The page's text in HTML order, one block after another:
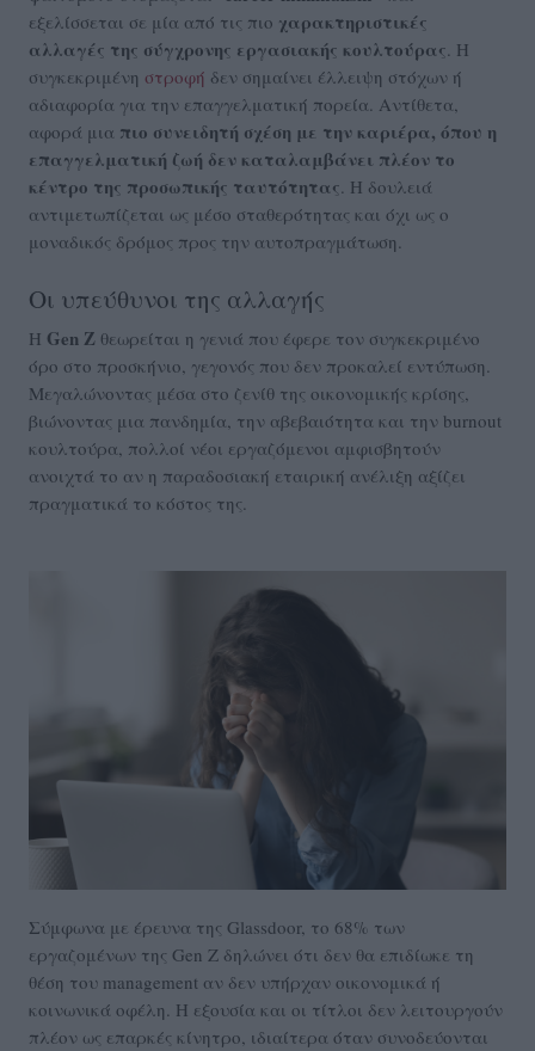
εξελίσσεται σε μία από τις πιο χαρακτηριστικές
αλλαγές της σύγχρονης εργασιακής κουλτούρας. Η
συγκεκριμένη στροφή δεν σημαίνει έλλειψη στόχων ή
αδιαφορία για την επαγγελματική πορεία. Αντίθετα,
αφορά μια πιο συνειδητή σχέση με την καριέρα, όπου η
επαγγελματική ζωή δεν καταλαμβάνει πλέον το
κέντρο της προσωπικής ταυτότητας. Η δουλειά
αντιμετωπίζεται ως μέσο σταθερότητας και όχι ως ο
μοναδικός δρόμος προς την αυτοπραγμάτωση.
Οι υπεύθυνοι της αλλαγής
Η Gen Z θεωρείται η γενιά που έφερε τον συγκεκριμένο
όρο στο προσκήνιο, γεγονός που δεν προκαλεί εντύπωση.
Μεγαλώνοντας μέσα στο ζενίθ της οικονομικής κρίσης,
βιώνοντας μια πανδημία, την αβεβαιότητα και την burnout
κουλτούρα, πολλοί νέοι εργαζόμενοι αμφισβητούν
ανοιχτά το αν η παραδοσιακή εταιρική ανέλιξη αξίζει
πραγματικά το κόστος της.
Σύμφωνα με έρευνα της Glassdoor, το 68% των
εργαζομένων της Gen Z δηλώνει ότι δεν θα επιδίωκε τη
θέση του management αν δεν υπήρχαν οικονομικά ή
κοινωνικά οφέλη. Η εξουσία και οι τίτλοι δεν λειτουργούν
πλέον ως επαρκές κίνητρο, ιδιαίτερα όταν συνοδεύονται